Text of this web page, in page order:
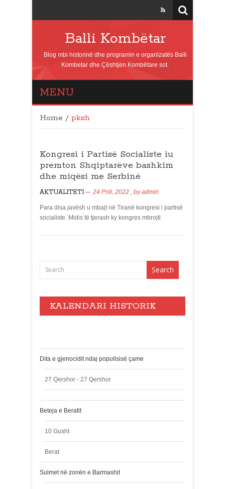
Balli Kombëtar
Blog mbi historinë dhe programin e organizatës Balli
Kombetar dhe Çështjen Kombëtare sot.
MENU
Home / pksh
Kongresi i Partisë Socialiste iu
premton Shqiptarëve bashkim
dhe miqësi me Serbinë
AKTUALITETI 24 Prill, 2022 , byadmin
Para disa javësh u mbajt në Tiranë kongresi i partisë
socialiste. Midis të tjerash ky kongres mbrojti
KALENDARI HISTORIK
Dita e gjenocidit ndaj popullsisë çame
27 Qershor - 27 Qershor
Beteja e Beratit
10 Gusht
Berat
Sulmet në zonën e Barmashit